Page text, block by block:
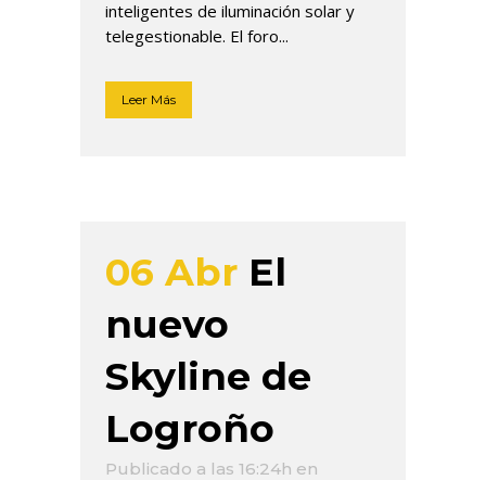
inteligentes de iluminación solar y
telegestionable. El foro...
Leer Más
06 Abr El
nuevo
Skyline de
Logroño
Publicado a las 16:24h en